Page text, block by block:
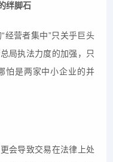
绊脚石
经营者集中”只关乎巨头
局执法力度的加强，只
怕是两家中小企业的并
会导致交易在法律上处